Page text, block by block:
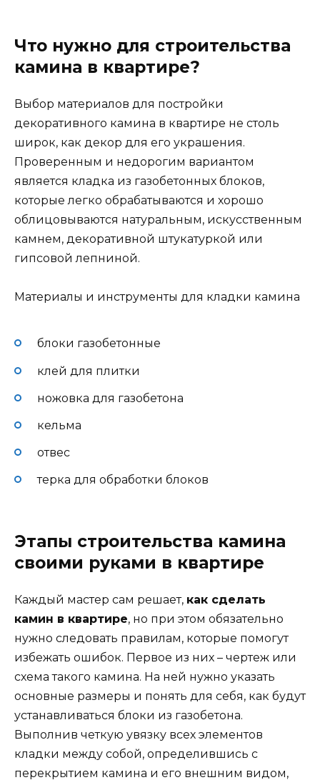
Что нужно для строительства
камина в квартире?
Выбор материалов для постройки
декоративного камина в квартире не столь
широк, как декор для его украшения.
Проверенным и недорогим вариантом
является кладка из газобетонных блоков,
которые легко обрабатываются и хорошо
облицовываются натуральным, искусственным
камнем, декоративной штукатуркой или
гипсовой лепниной.
Материалы и инструменты для кладки камина
блоки газобетонные
клей для плитки
ножовка для газобетона
кельма
отвес
терка для обработки блоков
Этапы строительства камина
своими руками в квартире
Каждый мастер сам решает, как сделать
камин в квартире, но при этом обязательно
нужно следовать правилам, которые помогут
избежать ошибок. Первое из них – чертеж или
схема такого камина. На ней нужно указать
основные размеры и понять для себя, как будут
устанавливаться блоки из газобетона.
Выполнив четкую увязку всех элементов
кладки между собой, определившись с
перекрытием камина и его внешним видом,